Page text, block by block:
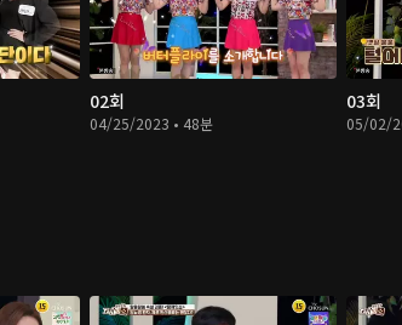
02회
04/25/2023 • 48분
03회
05/02/